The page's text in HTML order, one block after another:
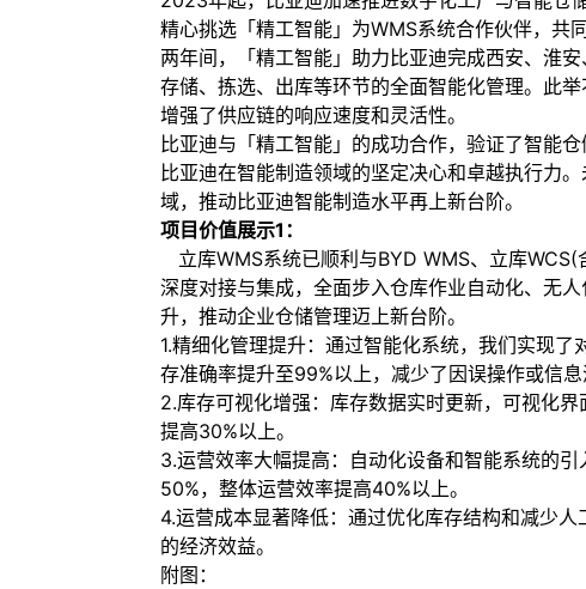
精心挑选「精工智能」为WMS系统合作伙伴，共
两年间，「精工智能」助力比亚迪完成西安、淮
存储、拣选、出库等环节的全面智能化管理。此
增强了供应链的响应速度和灵活性。
比亚迪与「精工智能」的成功合作，验证了智能
比亚迪在智能制造领域的坚定决心和卓越执行力
域，推动比亚迪智能制造水平再上新台阶。
项目价值展示1：
立库WMS系统已顺利与BYD WMS、立库
深度对接与集成，全面步入仓库作业自动化、无
升，推动企业仓储管理迈上新台阶。
1.精细化管理提升：通过智能化系统，我们实现
存准确率提升至99%以上，减少了因误操作或信息
2.库存可视化增强：库存数据实时更新，可视化
提高30%以上。
3.运营效率大幅提高：自动化设备和智能系统的
50%，整体运营效率提高40%以上。
4.运营成本显著降低：通过优化库存结构和减少
的经济效益。
附图：